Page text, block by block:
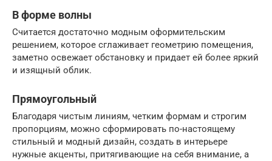
В форме волны
Считается достаточно модным оформительским
решением, которое сглаживает геометрию помещения,
заметно освежает обстановку и придает ей более яркий
и изящный облик.
Прямоугольный
Благодаря чистым линиям, четким формам и строгим
пропорциям, можно сформировать по-настоящему
стильный и модный дизайн, создать в интерьере
нужные акценты, притягивающие на себя внимание, а